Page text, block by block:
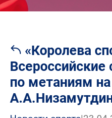
«Королева
Всероссийские
по метаниям